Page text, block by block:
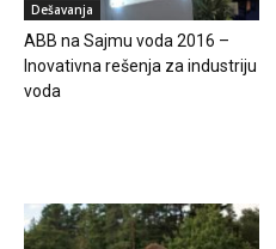
Dešavanja
ABB na Sajmu voda 2016 –
Inovativna rešenja za industriju
voda